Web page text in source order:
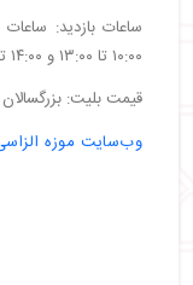
ساعات بازدید:
۱۰:۰۰ تا ۱۳:۰۰ و ۱۴:۰۰ تا ۱۸:۰۰، آخر هفته‌ها ۱۰:۰۰ تا ۱۸:۰۰
قیمت بلیت: بزرگسالان ۷.۵۰ یورو، کودکان رایگان
وب‌سایت موزه